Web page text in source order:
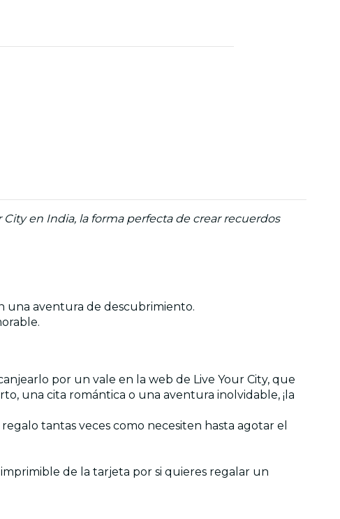
en India, la forma perfecta de crear recuerdos
una aventura de descubrimiento.
por un vale en la web de Live Your City, que
una cita romántica o una aventura inolvidable, ¡la
tantas veces como necesiten hasta agotar el
de la tarjeta por si quieres regalar un